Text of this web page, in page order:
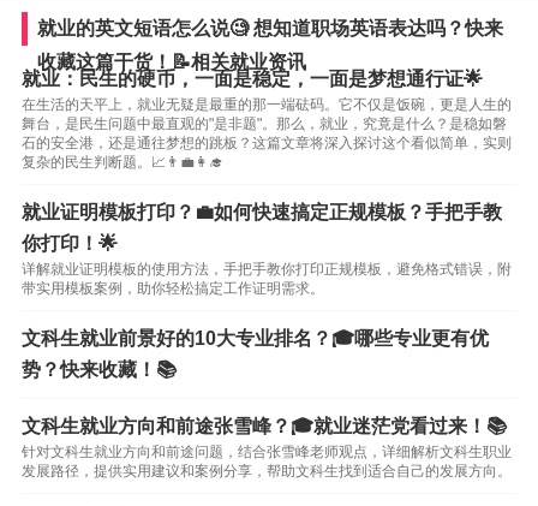
就业的英文短语怎么说🧐 想知道职场英语表达吗？快来
收藏这篇干货！📝相关就业资讯
就业：民生的硬币，一面是稳定，一面是梦想通行证🌟
在生活的天平上，就业无疑是最重的那一端砝码。它不仅是饭碗，更是人生的
舞台，是民生问题中最直观的"是非题"。那么，就业，究竟是什么？是稳如磐
石的安全港，还是通往梦想的跳板？这篇文章将深入探讨这个看似简单，实则
复杂的民生判断题。📈👨‍💼👩‍🎓
就业证明模板打印？💼如何快速搞定正规模板？手把手教
你打印！🌟
详解就业证明模板的使用方法，手把手教你打印正规模板，避免格式错误，附
带实用模板案例，助你轻松搞定工作证明需求。
文科生就业前景好的10大专业排名？🎓哪些专业更有优
势？快来收藏！📚
文科生就业方向和前途张雪峰？🎓就业迷茫党看过来！📚
针对文科生就业方向和前途问题，结合张雪峰老师观点，详细解析文科生职业
发展路径，提供实用建议和案例分享，帮助文科生找到适合自己的发展方向。